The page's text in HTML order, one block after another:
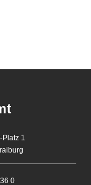
Platz 1
0